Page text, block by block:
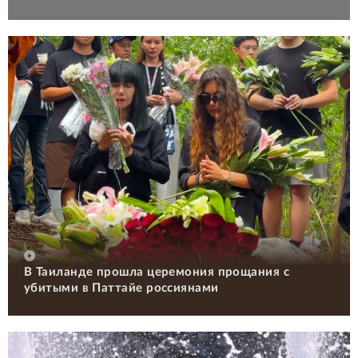
В Таиланде прошла церемония прощания с
убитыми в Паттайе россиянами